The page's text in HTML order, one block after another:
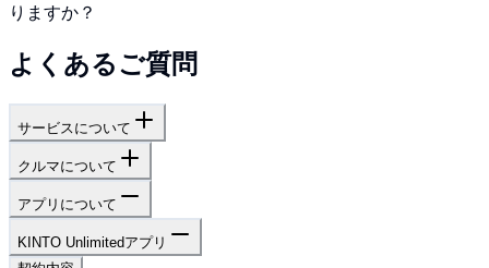
りますか？
よくあるご質問
サービスについて
クルマについて
アプリについて
KINTO Unlimitedアプリ